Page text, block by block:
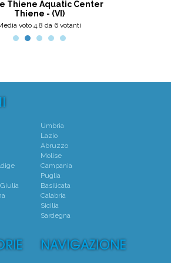
Thiene Aquatic Center
Thiene - (VI)
voto 4,8 da 6 votanti
Umbria
Lazio
Abruzzo
Molise
Campania
Puglia
Basilicata
Calabria
Sicilia
Sardegna